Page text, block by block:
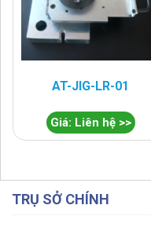
AT-JIG-LR-01
Giá: Liên hệ >>
TRỤ SỞ CHÍNH